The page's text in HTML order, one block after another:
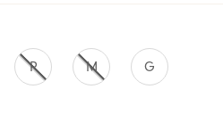
P M G